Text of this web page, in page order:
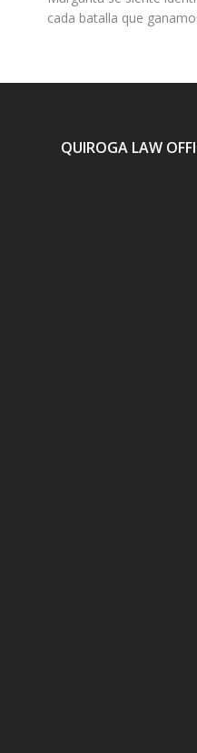
cada batalla que
QUIROGA LAW